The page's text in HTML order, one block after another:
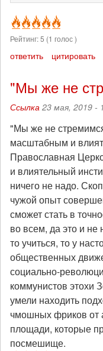
Рейтинг:5 (1 голос )
ответить цитировать
"Мы же не
Ссылка 23 мая, 2019 -
"Мы же не
масштабным и
Православная
и влиятельный
ничего не надо.
чужой опыт
сможет стать в
во всем, да это и не
то учиться, то у
общественных
социально-
коммунистов этохи
умели находить
чмошных фриков от
площади, которые
посмешище.